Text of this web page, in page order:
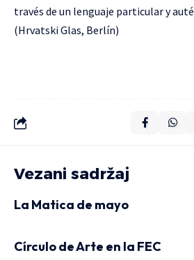
través de un lenguaje particular y
(Hrvatski Glas, Berlín)
Vezani sadržaj
La Matica de mayo
Círculo de Arte en la FEC